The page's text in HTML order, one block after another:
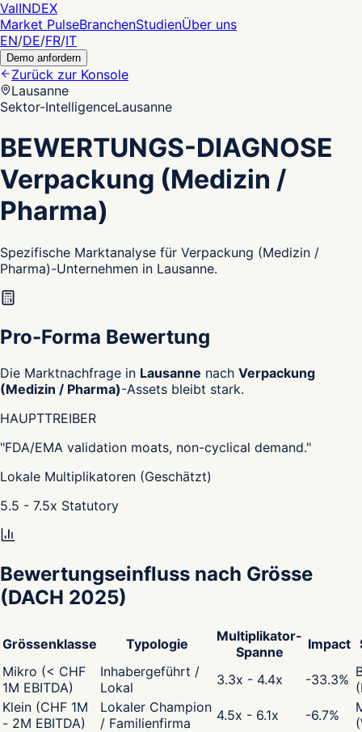
ValINDEX
Market PulseBranchenStudienÜber uns
EN/DE/FR/IT
Demo anfordern
Zurück zur Konsole
Lausanne
Sektor-IntelligenceLausanne
BEWERTUNGS-DIAGNOSE
Verpackung (Medizin /
Pharma)
Spezifische Marktanalyse für Verpackung (Medizin /
Pharma)-Unternehmen in Lausanne.
Pro-Forma Bewertung
Die Marktnachfrage in Lausanne nach Verpackung
(Medizin / Pharma)-Assets bleibt stark.
HAUPTTREIBER
"FDA/EMA validation moats, non-cyclical demand."
Lokale Multiplikatoren (Geschätzt)
5.5 - 7.5x Statutory
Bewertungseinfluss nach Grösse
(DACH 2025)
Grössenklasse Typologie
Multiplikator-
Spanne
Impact
Mikro (< CHF
1M EBITDA)
Inhabergeführt /
Lokal
3.3x - 4.4x -33.3%
Klein (CHF 1M
- 2M EBITDA)
Lokaler Champion
/ Familienfirma
4.5x - 6.1x -6.7%